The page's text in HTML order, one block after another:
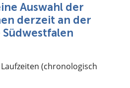
Auswahl der
derzeit an der
(chronologisch